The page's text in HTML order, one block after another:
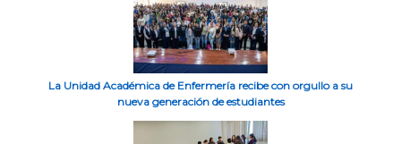
La Unidad Académica de Enfermería recibe con orgullo a su
nueva generación de estudiantes